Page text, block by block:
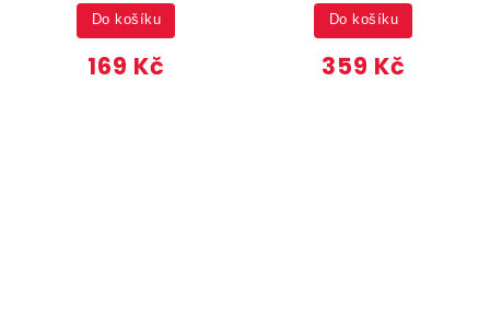
169 Kč
Do košíku
359 Kč
Do košíku